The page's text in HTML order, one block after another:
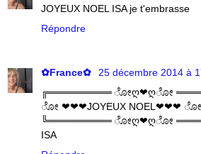
JOYEUX NOEL ISA je t'embrasse
Répondre
✿France✿
25 décembre 2014 à
╔═════════ ೋღ❤ღೋ
ೋ ❤❤❤JOYEUX NOEL❤❤❤ ೋ
╚═════════ ೋღ❤ღೋ
ISA